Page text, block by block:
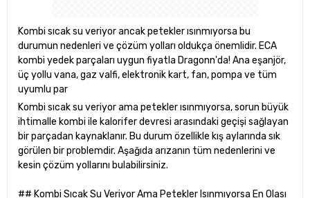
Kombi sıcak su veriyor ancak petekler ısınmıyorsa bu
durumun nedenleri ve çözüm yolları oldukça önemlidir. ECA
kombi yedek parçaları uygun fiyatla Dragonn'da! Ana eşanjör,
üç yollu vana, gaz valfi, elektronik kart, fan, pompa ve tüm
uyumlu par
Kombi sıcak su veriyor ama petekler ısınmıyorsa, sorun büyük
ihtimalle kombi ile kalorifer devresi arasındaki geçişi sağlayan
bir parçadan kaynaklanır. Bu durum özellikle kış aylarında sık
görülen bir problemdir. Aşağıda arızanın tüm nedenlerini ve
kesin çözüm yollarını bulabilirsiniz.
## Kombi Sıcak Su Veriyor Ama Petekler Isınmıyorsa En Olası